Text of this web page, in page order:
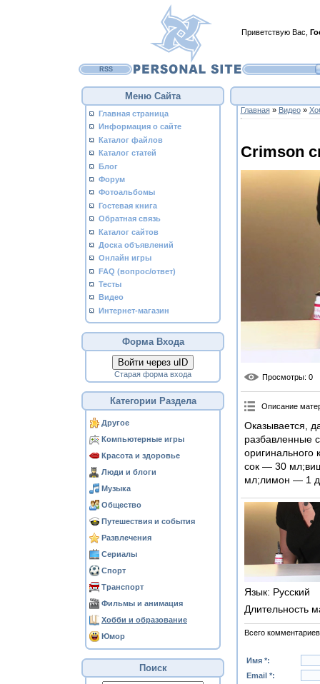
Приветствую Вас
RSS
Меню Сайта
Главная страница
Информация о сайте
Каталог файлов
Каталог статей
Блог
Форум
Фотоальбомы
Гостевая книга
Обратная связь
Каталог сайтов
Доска объявлений
Онлайн игры
FAQ (вопрос/ответ)
Тесты
Видео
Интернет-магазин
Форма Входа
Войти через uID
Старая форма входа
Категории Раздела
Другое
Компьютерные игры
Красота и здоровье
Люди и блоги
Музыка
Общество
Путешествия и события
Развлечения
Сериалы
Спорт
Транспорт
Фильмы и анимация
Хобби и образование
Юмор
Поиск
Главная» Видео»
Crimson
Просмотры: 0
Описание
Оказывается,
разбавленные
сок — 30
мл;лимон — 1
Язык: Русский
Длительность
Всего комментариев
Имя *:
Email *: